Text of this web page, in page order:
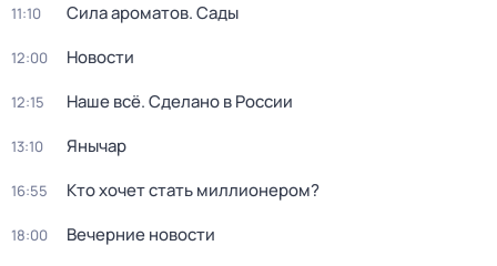
11:10 Сила ароматов. Сады
12:00 Новости
12:15 Наше всё. Сделано в России
13:10 Янычар
16:55 Кто хочет стать миллионером?
18:00 Вечерние новости